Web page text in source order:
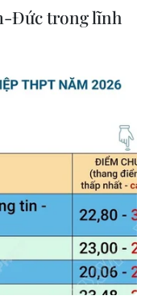
chuẩn.
SEA Games 32,
được 50 huy
và 60 huy
Đức trong lĩnh